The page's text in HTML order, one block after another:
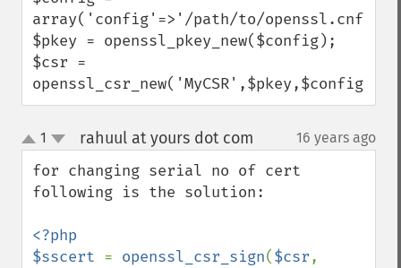
array('config'=>'/path/to/openssl.cnf');
$pkey = openssl_pkey_new($config);
$csr =
openssl_csr_new('MyCSR',$pkey,$config);
up
down
1 rahuul at yours dot com 16 years ago
for changing serial no of cert
following is the solution:
<?php
$sscert = openssl_csr_sign($csr